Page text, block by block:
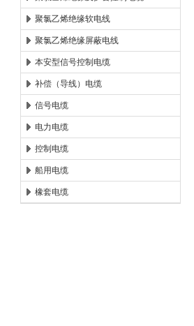
聚氯乙烯绝缘软电线
聚氯乙烯绝缘屏蔽电线
本安型信号控制电缆
补偿（导线）电缆
信号电缆
电力电缆
控制电缆
船用电缆
橡套电缆